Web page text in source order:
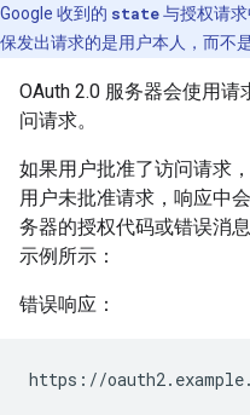
Google 收到的 state与授权请
保发出请求的是用户本人，而不
OAuth 2.0 服务器会使用
问请求。
如果用户批准了访问请求
用户未批准请求，响应中
务器的授权代码或错误消
示例所示：
错误响应：
https://